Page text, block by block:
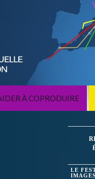
À COPRODUIRE
LE
IMAGES